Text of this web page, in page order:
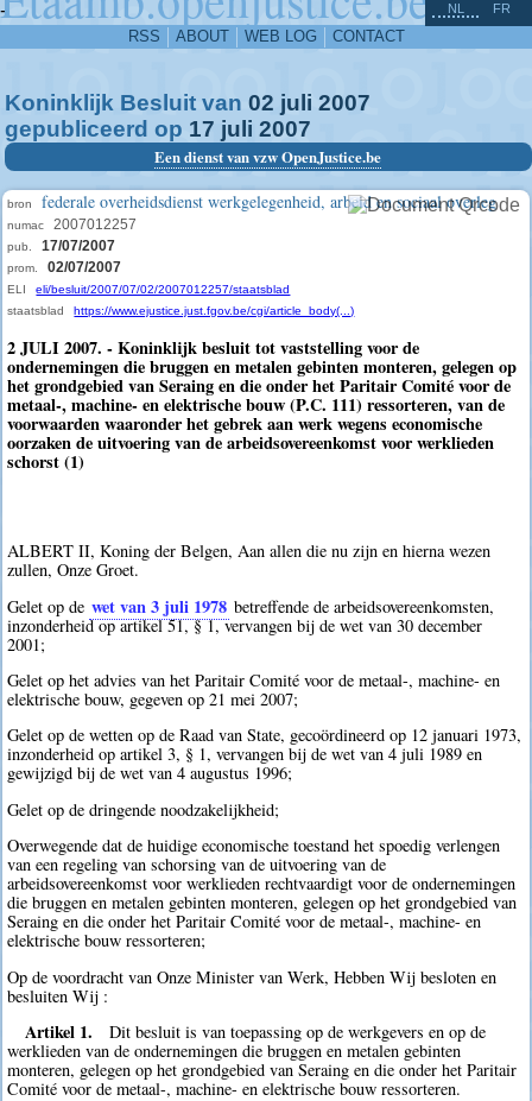
-
RSS ABOUT WEB LOG CONTACT
NL FR
Koninklijk Besluit van 02 juli 2007
gepubliceerd op 17 juli 2007
Een dienst van vzw OpenJustice.be
bron federale overheidsdienst werkgelegenheid, arbeid en sociaal overleg
numac 2007012257
pub. 17/07/2007
prom. 02/07/2007
ELI
eli/besluit/2007/07/02/2007012257/staatsblad
staatsblad
https://www.ejustice.just.fgov.be/cgi/article_body(...)
2 JULI 2007. - Koninklijk besluit tot vaststelling voor de
ondernemingen die bruggen en metalen gebinten monteren, gelegen op
het grondgebied van Seraing en die onder het Paritair Comité voor de
metaal-, machine- en elektrische bouw (P.C. 111) ressorteren, van de
voorwaarden waaronder het gebrek aan werk wegens economische
oorzaken de uitvoering van de arbeidsovereenkomst voor werklieden
schorst (1)
ALBERT II, Koning der Belgen, Aan allen die nu zijn en hierna wezen
zullen, Onze Groet.
Gelet op de wet van 3 juli 1978 betreffende de arbeidsovereenkomsten,
inzonderheid op artikel 51, § 1, vervangen bij de wet van 30 december
2001;
Gelet op het advies van het Paritair Comité voor de metaal-, machine- en
elektrische bouw, gegeven op 21 mei 2007;
Gelet op de wetten op de Raad van State, gecoördineerd op 12 januari 1973,
inzonderheid op artikel 3, § 1, vervangen bij de wet van 4 juli 1989 en
gewijzigd bij de wet van 4 augustus 1996;
Gelet op de dringende noodzakelijkheid;
Overwegende dat de huidige economische toestand het spoedig verlengen
van een regeling van schorsing van de uitvoering van de
arbeidsovereenkomst voor werklieden rechtvaardigt voor de ondernemingen
die bruggen en metalen gebinten monteren, gelegen op het grondgebied van
Seraing en die onder het Paritair Comité voor de metaal-, machine- en
elektrische bouw ressorteren;
Op de voordracht van Onze Minister van Werk, Hebben Wij besloten en
besluiten Wij :
Artikel 1.
Dit besluit is van toepassing op de werkgevers en op de
werklieden van de ondernemingen die bruggen en metalen gebinten
monteren, gelegen op het grondgebied van Seraing en die onder het Paritair
Comité voor de metaal-, machine- en elektrische bouw ressorteren.
^